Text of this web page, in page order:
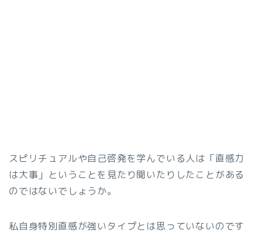
スピリチュアルや自己啓発を学んでいる人は「直感力
は大事」ということを見たり聞いたりしたことがある
のではないでしょうか。
私自身特別直感が強いタイプとは思っていないのです